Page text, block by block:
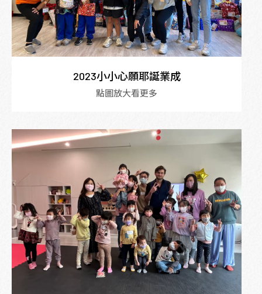
2023小小心願耶誕業成
點圖放大看更多